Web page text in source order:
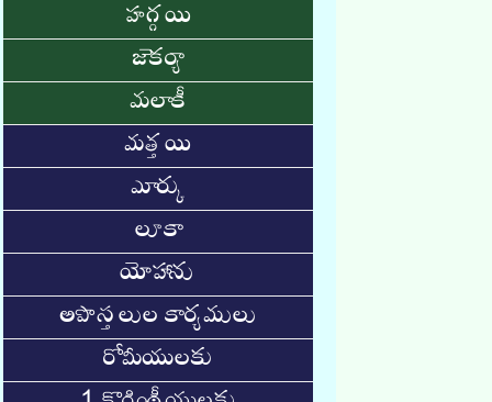
హగ్గయి
జెకర్యా
మలాకీ
మత్తయి
మార్కు
లూకా
యోహాను
అపొస్తలుల కార్యములు
రోమీయులకు